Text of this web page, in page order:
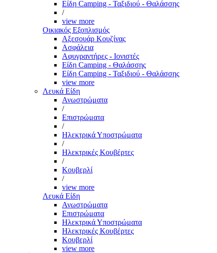
Είδη Camping - Ταξιδιού - Θαλάσσης
/
view more
Οικιακός Εξοπλισμός
Αξεσουάρ Κουζίνας
Ασφάλεια
Αφυγραντήρες - Ιονιστές
Είδη Camping - Θαλάσσης
Είδη Camping - Ταξιδιού - Θαλάσσης
view more
Λευκά Είδη
Ανωστρώματα
/
Επιστρώματα
/
Ηλεκτρικά Υποστρώματα
/
Ηλεκτρικές Κουβέρτες
/
Κουβερλί
/
view more
Λευκά Είδη
Ανωστρώματα
Επιστρώματα
Ηλεκτρικά Υποστρώματα
Ηλεκτρικές Κουβέρτες
Κουβερλί
view more